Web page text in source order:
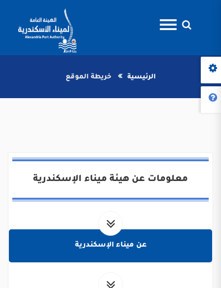
الرئيسية خريطة الموقع
معلومات عن هيئة ميناء الإسكندرية
عن ميناء الإسكندرية